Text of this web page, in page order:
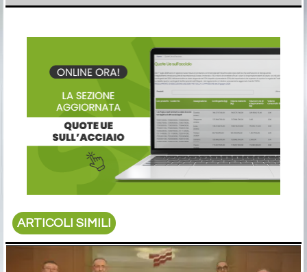
ARTICOLI SIMILI